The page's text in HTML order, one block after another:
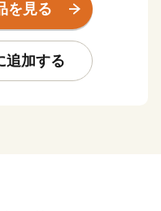
るさと納税を通じて三
を見る
追加する